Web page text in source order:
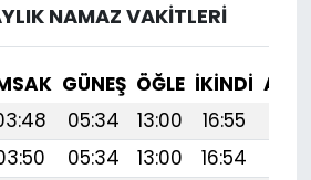
NAMAZ VAKITLERI
GÜNEŞ ÖĞLE İKINDI
05:34 13:00 16:55
05:34 13:00 16:54